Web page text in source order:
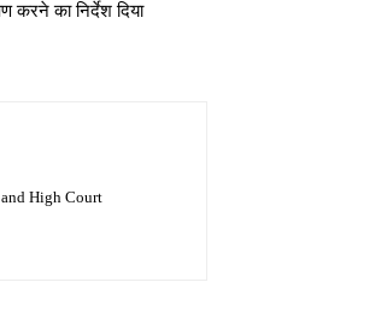
करने का निर्देश दिया
High Court